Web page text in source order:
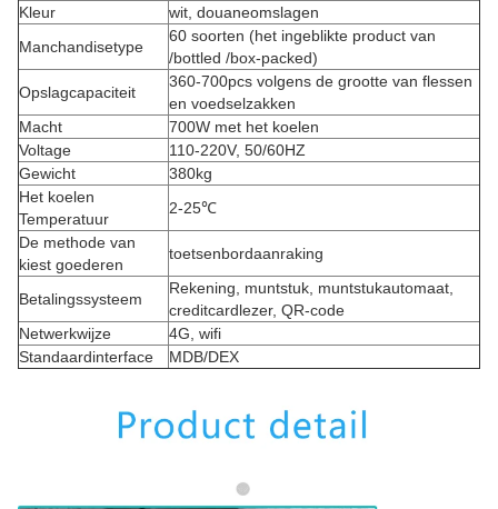
Kleur
wit, douaneomslagen
Manchandisetype
60 soorten (het ingeblikte product van
/bottled /box-packed)
Opslagcapaciteit
360-700pcs volgens de grootte van flessen
en voedselzakken
Macht
700W met het koelen
Voltage
110-220V, 50/60HZ
Gewicht
380kg
Het koelen
Temperatuur
2-25℃
De methode van
kiest goederen
toetsenbordaanraking
Betalingssysteem
Rekening, muntstuk, muntstukautomaat,
creditcardlezer, QR-code
Netwerkwijze
4G, wifi
Standaardinterface
MDB/DEX